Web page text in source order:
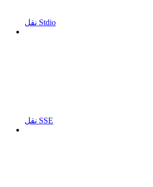
نقل Stdio
نقل SSE